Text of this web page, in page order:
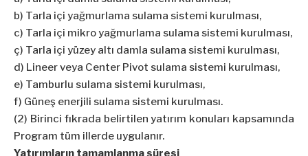
b) Tarla içi yağmurlama sulama sistemi kurulması,
c) Tarla içi mikro yağmurlama sulama sistemi kurulması,
ç) Tarla içi yüzey altı damla sulama sistemi kurulması,
d) Lineer veya Center Pivot sulama sistemi kurulması,
e) Tamburlu sulama sistemi kurulması,
f) Güneş enerjili sulama sistemi kurulması.
(2) Birinci fıkrada belirtilen yatırım konuları kapsamında
Program tüm illerde uygulanır.
Yatırımların tamamlanma süresi